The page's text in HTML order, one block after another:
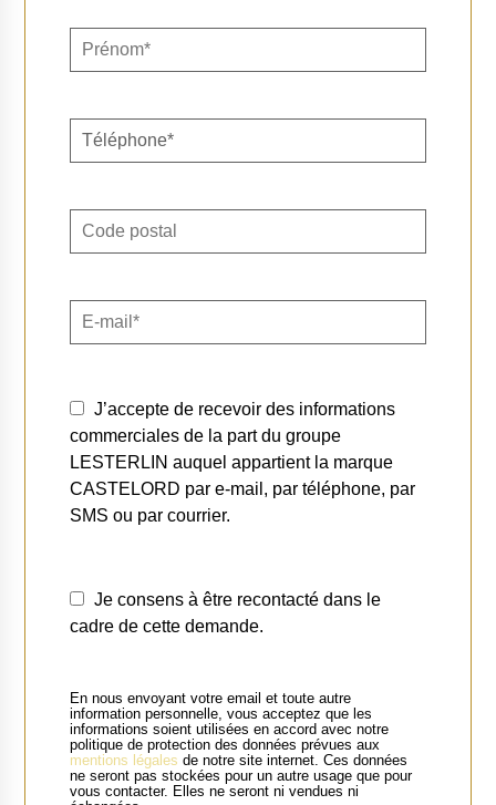
J’accepte de recevoir des informations
commerciales de la part du groupe
LESTERLIN auquel appartient la marque
CASTELORD par e-mail, par téléphone, par
SMS ou par courrier.
Je consens à être recontacté dans le
cadre de cette demande.
En nous envoyant votre email et toute autre
information personnelle, vous acceptez que les
informations soient utilisées en accord avec notre
politique de protection des données prévues aux
mentions légales de notre site internet. Ces données
ne seront pas stockées pour un autre usage que pour
vous contacter. Elles ne seront ni vendues ni